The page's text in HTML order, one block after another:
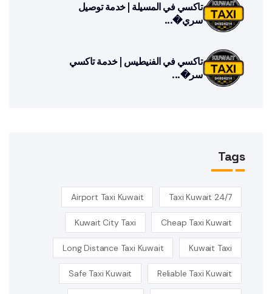
تاكسي في المسيلة | خدمة توصيل
سري�...
تاكسي في الفنيطيس | خدمة تاكسي
سر�...
Tags
24/7 Taxi Kuwait
Airport Taxi Kuwait
Cheap Taxi Kuwait
Kuwait City Taxi
Kuwait Taxi
Long Distance Taxi Kuwait
Reliable Taxi Kuwait
Safe Taxi Kuwait